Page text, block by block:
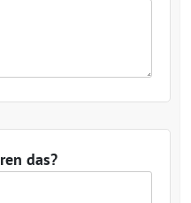
das?